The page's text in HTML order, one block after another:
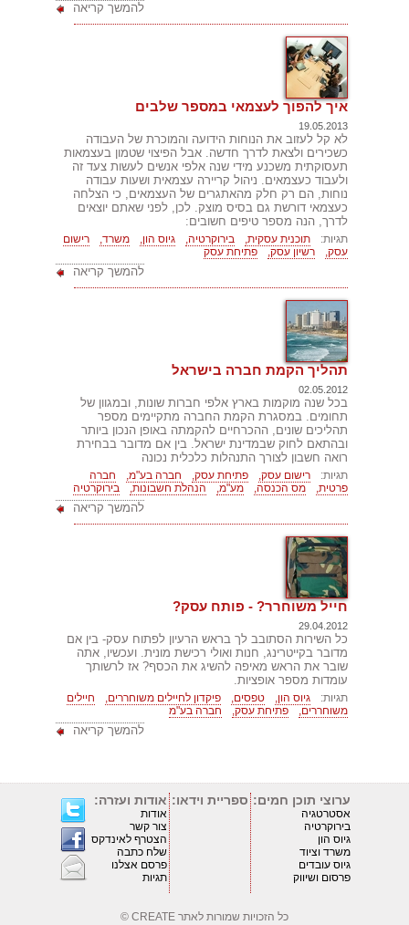
להמשך קריאה
איך להפוך לעצמאי במספר שלבים
19.05.2013
לא קל לעזוב את הנוחות הידועה והמוכרת של העבודה
כשכירים ולצאת לדרך חדשה. אבל הפיצוי שטמון בעצמאות
תעסוקתית משכנע מידי שנה אלפי אנשים לעשות צעד זה
ולעבוד כעצמאים. ניהול קריירה עצמאית ושעות עבודה
נוחות, הם רק חלק מהאתגרים של העצמאים, כי הצלחה
כעצמאי דורשת גם בסיס מוצק. לכן, לפני שאתם יוצאים
לדרך, הנה מספר טיפים חשובים:
תגיות: תוכנית עסקית, בירוקרטיה, גיוס הון, משרד,
רישום
עסק,
רשיון עסק, פתיחת עסק
להמשך קריאה
תהליך הקמת חברה בישראל
02.05.2012
בכל שנה מוקמות בארץ אלפי חברות שונות, ובמגוון של
תחומים. במסגרת הקמת החברה מתקיימים מספר
תהליכים שונים, ההכרחיים להקמתה באופן הנכון ביותר
ובהתאם לחוק שבמדינת ישראל. בין אם מדובר בבחירת
רואה חשבון לצורך התנהלות כלכלית נכונה
תגיות: רישום עסק, פתיחת עסק, חברה בע"מ,
חברה
פרטית,
מס הכנסה, מע"מ, הנהלת חשבונות, בירוקרטיה
להמשך קריאה
חייל משוחרר? - פותח עסק?
29.04.2012
כל השירות הסתובב לך בראש הרעיון לפתוח עסק- בין אם
מדובר בקייטרינג, חנות ואולי רכישת מונית. ועכשיו, אתה
שובר את הראש מאיפה להשיג את הכסף? אז לרשותך
עומדות מספר אופציות.
תגיות: גיוס הון, טפסים, פיקדון לחיילים משוחררים,
חיילים
משוחררים,
פתיחת עסק, חברה בע"מ
להמשך קריאה
ערוצי תוכן חמים:
אסטרטגיה
בירוקרטיה
גיוס הון
משרד וציוד
גיוס עובדים
פרסום ושיווק
ספריית וידאו: אודות ועזרה:
אודות
צור קשר
הצטרף לאינדקס
שלח כתבה
פרסם אצלנו
תגיות
כל הזכויות שמורות לאתר CREATE ©